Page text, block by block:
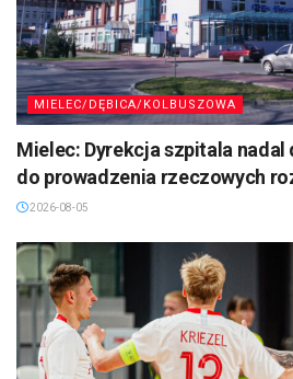
MIELEC/DĘBICA/KOLBUSZOWA
Mielec: Dyrekcja szpitala
do prowadzenia rzeczowych
2026-08-05